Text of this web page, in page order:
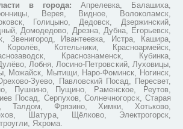
в города: Апрелевка, Балашиха,
Верея, Видное, Волоколамск,
Голицыно, Дедовск, Дзержинский,
Домодедово, Дрезна, Дубна, Егорьевск,
Звенигород, Ивантеевка, Истра, Кашира,
Котельники, Красноармейск,
Краснознаменск, Кубинка,
Лобня, Лосино-Петровский, Луховицы,
Можайск, Мытищи, Наро-Фоминск, Ногинск,
Зуево, Павловский Посад, Пересвет,
Пушкино, Пущино, Раменское, Реутов,
Посад, Серпухов, Солнечногорск, Старая
Талдом, Фрязино, Химки, Хотьково,
Шатура, Щёлково, Электрогорск,
Яхрома.